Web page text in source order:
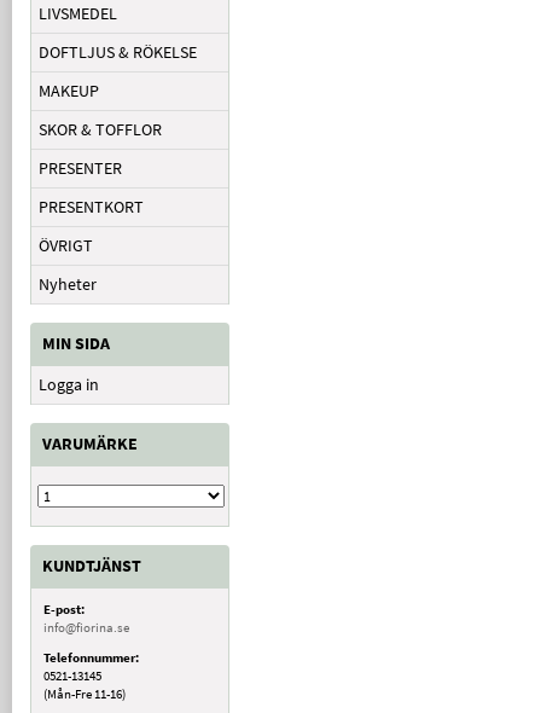
LIVSMEDEL
DOFTLJUS & RÖKELSE
MAKEUP
SKOR & TOFFLOR
PRESENTER
PRESENTKORT
ÖVRIGT
Nyheter
MIN SIDA
Logga in
VARUMÄRKE
KUNDTJÄNST
E-post:
info@fiorina.se
Telefonnummer:
0521-13145
(Mån-Fre 11-16)